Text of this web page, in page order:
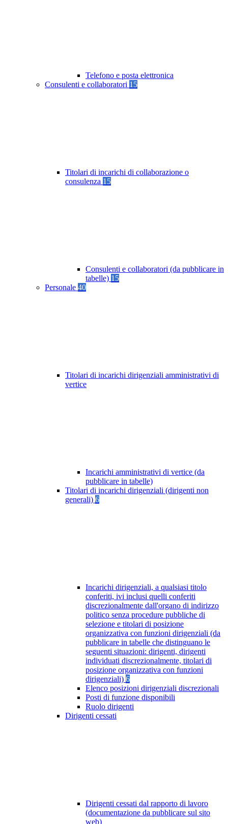
Telefono e posta elettronica
Consulenti e collaboratori 15
Titolari di incarichi di collaborazione o
consulenza 15
Consulenti e collaboratori (da pubblicare in
tabelle) 15
Personale 40
Titolari di incarichi dirigenziali amministrativi di
vertice
Incarichi amministrativi di vertice (da
pubblicare in tabelle)
Titolari di incarichi dirigenziali (dirigenti non
generali) 6
Incarichi dirigenziali, a qualsiasi titolo
conferiti, ivi inclusi quelli conferiti
discrezionalmente dall'organo di indirizzo
politico senza procedure pubbliche di
selezione e titolari di posizione
organizzativa con funzioni dirigenziali (da
pubblicare in tabelle che distinguano le
seguenti situazioni: dirigenti, dirigenti
individuati discrezionalmente, titolari di
posizione organizzativa con funzioni
dirigenziali) 6
Elenco posizioni dirigenziali discrezionali
Posti di funzione disponibili
Ruolo dirigenti
Dirigenti cessati
Dirigenti cessati dal rapporto di lavoro
(documentazione da pubblicare sul sito
web)